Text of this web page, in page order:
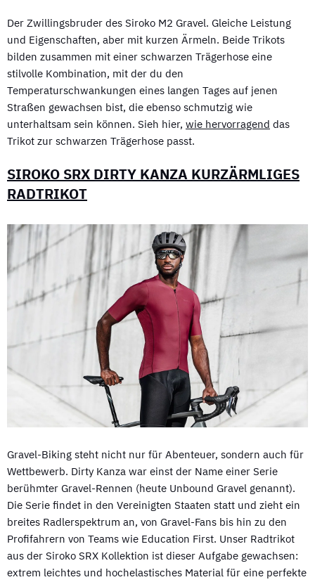
Der Zwillingsbruder des Siroko M2 Gravel. Gleiche Leistung
und Eigenschaften, aber mit kurzen Ärmeln. Beide Trikots
bilden zusammen mit einer schwarzen Trägerhose eine
stilvolle Kombination, mit der du den
Temperaturschwankungen eines langen Tages auf jenen
Straßen gewachsen bist, die ebenso schmutzig wie
unterhaltsam sein können. Sieh hier, wie hervorragend das
Trikot zur schwarzen Trägerhose passt.
SIROKO SRX DIRTY KANZA KURZÄRMLIGES
RADTRIKOT
Gravel-Biking steht nicht nur für Abenteuer, sondern auch für
Wettbewerb. Dirty Kanza war einst der Name einer Serie
berühmter Gravel-Rennen (heute Unbound Gravel genannt).
Die Serie findet in den Vereinigten Staaten statt und zieht ein
breites Radlerspektrum an, von Gravel-Fans bis hin zu den
Profifahrern von Teams wie Education First. Unser Radtrikot
aus der Siroko SRX Kollektion ist dieser Aufgabe gewachsen:
extrem leichtes und hochelastisches Material für eine perfekte